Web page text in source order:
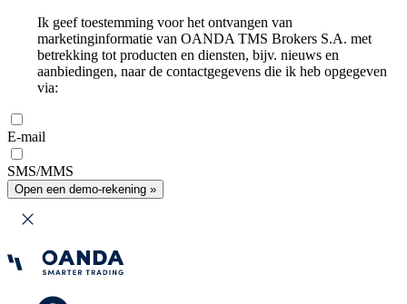
Ik geef toestemming voor het ontvangen van
marketinginformatie van OANDA TMS Brokers S.A. met
betrekking tot producten en diensten, bijv. nieuws en
aanbiedingen, naar de contactgegevens die ik heb opgegeven
via:
E-mail
SMS/MMS
Open een demo-rekening »